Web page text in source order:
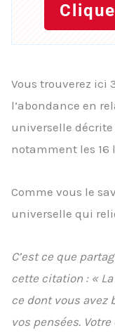
Vous trouverez ici
l’abondance en
universelle
notamment les 16
Comme vous le
universelle qui
C’est ce que
cette citation : «
ce dont vous avez
vos pensées.